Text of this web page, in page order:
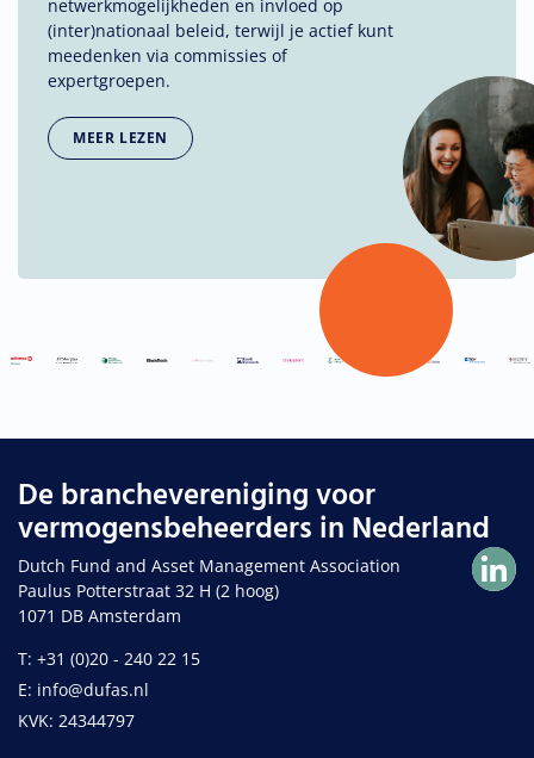
netwerkmogelijkheden en invloed op
(inter)nationaal beleid, terwijl je actief kunt
meedenken via commissies of
expertgroepen.
MEER LEZEN
De branchevereniging voor
vermogensbeheerders in Nederland
Dutch Fund and Asset Management Association
Paulus Potterstraat 32 H (2 hoog)
1071 DB Amsterdam
T: +31 (0)20 - 240 22 15
E: info@dufas.nl
KVK: 24344797